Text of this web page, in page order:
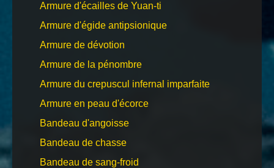
Armure d'écailles de Yuan-ti
Armure d'égide antipsionique
Armure de dévotion
Armure de la pénombre
Armure du crepuscul infernal imparfaite
Armure en peau d'écorce
Bandeau d'angoisse
Bandeau de chasse
Bandeau de sang-froid